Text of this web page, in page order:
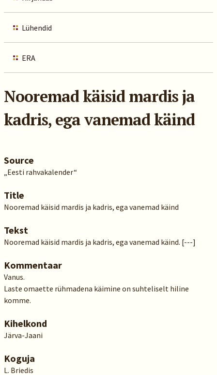
Lühendid
ERA
Nooremad käisid mardis ja
kadris, ega vanemad käind
Source
„Eesti rahvakalender“
Title
Nooremad käisid mardis ja kadris, ega vanemad käind
Tekst
Nooremad käisid mardis ja kadris, ega vanemad käind. [---]
Kommentaar
Vanus.
Laste omaette rühmadena käimine on suhteliselt hiline
komme.
Kihelkond
Järva-Jaani
Koguja
L. Briedis